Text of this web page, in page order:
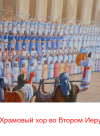
Храмовый хор во Втором